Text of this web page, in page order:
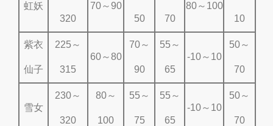
虹妖
320
70～90
50 70
80～100
10
紫衣
仙子
225～
315
60～80
70～
90
55～
65
-10～10
50～
70
雪女
230～
320
80～
100
55～
75
55～
65
-10～10
50～
70